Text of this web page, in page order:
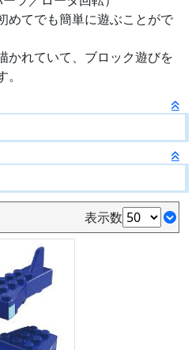
めてでも簡単に遊ぶことがで
かれていて、ブロック遊びを
表示数